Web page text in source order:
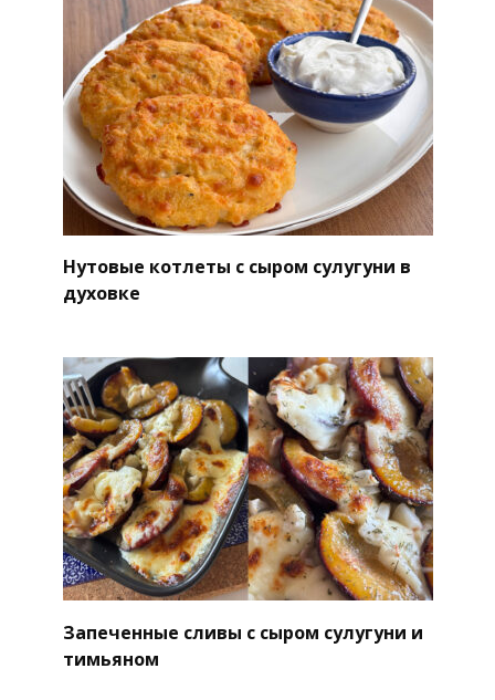
Нутовые котлеты с сыром сулугуни в
духовке
Запеченные сливы с сыром сулугуни и
тимьяном